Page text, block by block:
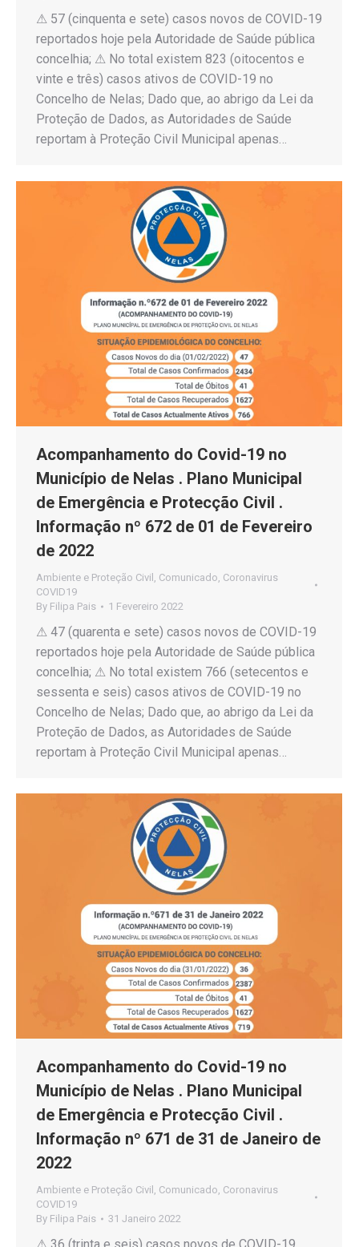
⚠ 57 (cinquenta e sete) casos novos de COVID-19
reportados hoje pela Autoridade de Saúde pública
concelhia; ⚠ No total existem 823 (oitocentos e
vinte e três) casos ativos de COVID-19 no
Concelho de Nelas; Dado que, ao abrigo da Lei da
Proteção de Dados, as Autoridades de Saúde
reportam à Proteção Civil Municipal apenas…
Acompanhamento do Covid-19 no
Município de Nelas . Plano Municipal
de Emergência e Protecção Civil .
Informação nº 672 de 01 de Fevereiro
de 2022
Ambiente e Proteção Civil Comunicado Coronavirus
COVID19
By Filipa Pais 1 Fevereiro 2022
⚠ 47 (quarenta e sete) casos novos de COVID-19
reportados hoje pela Autoridade de Saúde pública
concelhia; ⚠ No total existem 766 (setecentos e
sessenta e seis) casos ativos de COVID-19 no
Concelho de Nelas; Dado que, ao abrigo da Lei da
Proteção de Dados, as Autoridades de Saúde
reportam à Proteção Civil Municipal apenas…
Acompanhamento do Covid-19 no
Município de Nelas . Plano Municipal
de Emergência e Protecção Civil .
Informação nº 671 de 31 de Janeiro de
2022
Ambiente e Proteção Civil Comunicado Coronavirus
COVID19
By Filipa Pais 31 Janeiro 2022
⚠ 36 (trinta e seis) casos novos de COVID-19